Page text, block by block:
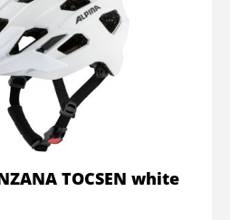
TOCSEN white